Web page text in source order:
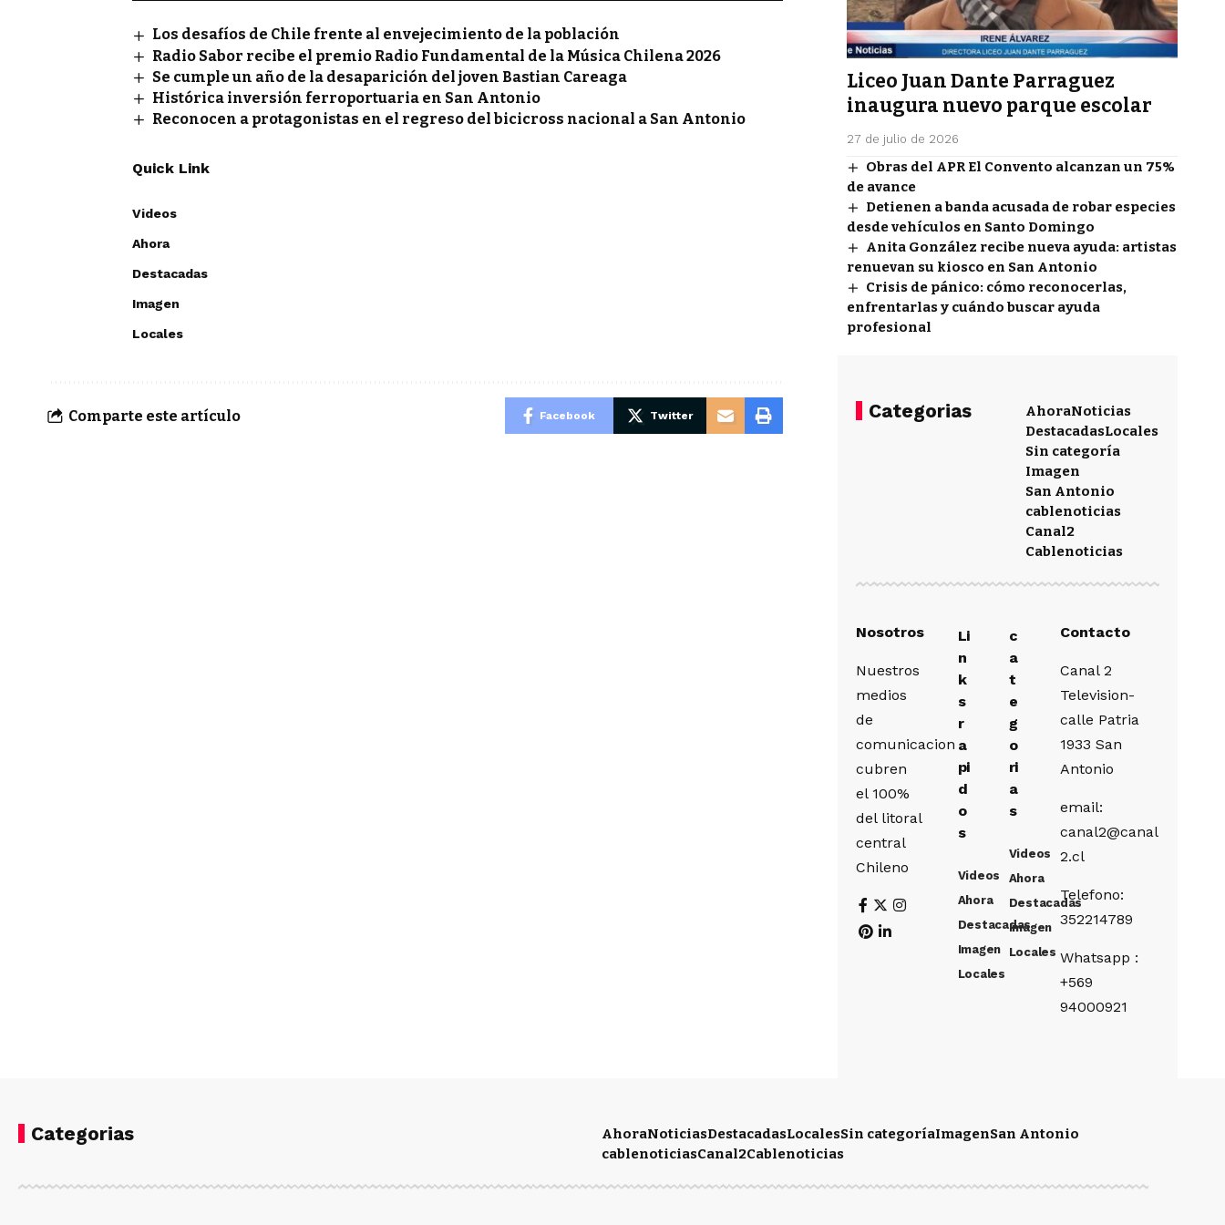
Los desafíos de Chile frente al envejecimiento de la población
Radio Sabor recibe el premio Radio Fundamental de la Música Chilena 2026
Se cumple un año de la desaparición del joven Bastian Careaga
Histórica inversión ferroportuaria en San Antonio
Reconocen a protagonistas en el regreso del bicicross nacional a San Antonio
Quick Link
Videos
Ahora
Destacadas
Imagen
Locales
Comparte este artículo Facebook Twitter
Liceo Juan Dante Parraguez
inaugura nuevo parque escolar
27 de julio de 2026
Obras del APR El Convento alcanzan un 75%
de avance
Detienen a banda acusada de robar especies
desde vehículos en Santo Domingo
Anita González recibe nueva ayuda: artistas
renuevan su kiosco en San Antonio
Crisis de pánico: cómo reconocerlas,
enfrentarlas y cuándo buscar ayuda
profesional
Categorias AhoraNoticias
DestacadasLocales
Sin categoría
Imagen
San Antonio
cablenoticias
Canal2
Cablenoticias
Nosotros
Nuestros
medios
de
comunicacion
cubren
el 100%
del litoral
central
Chileno
Li
n
k
s
r
a
pi
d
o
s
Videos
Ahora
Destacadas
Imagen
Locales
c
a
t
e
g
o
ri
a
s
Videos
Ahora
Destacadas
Imagen
Locales
Contacto
Canal 2
Television-
calle Patria
1933 San
Antonio
email:
canal2@canal
2.cl
Telefono:
352214789
Whatsapp :
+569
94000921
Categorias AhoraNoticiasDestacadasLocalesSin categoríaImagenSan Antonio
cablenoticiasCanal2Cablenoticias